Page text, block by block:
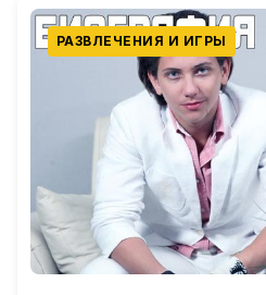
РАЗВЛЕЧЕНИЯ И ИГРЫ